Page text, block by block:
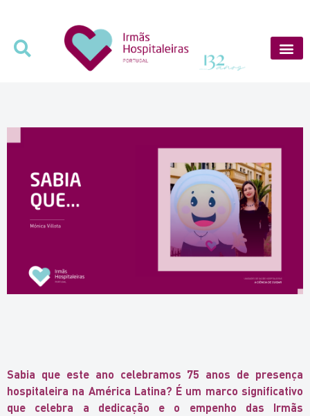
Sabia que este ano celebramos 75 anos de presença
hospitaleira na América Latina? É um marco significativo
que celebra a dedicação e o empenho das Irmãs